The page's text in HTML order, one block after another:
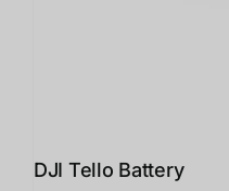
DJI Tello Battery